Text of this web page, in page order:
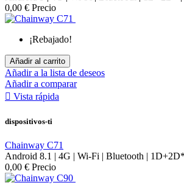
0,00 € Precio
¡Rebajado!
Añadir al carrito
Añadir a la lista de deseos
Añadir a comparar
 Vista rápida
dispositivos-ti
Chainway C71
Android 8.1 | 4G | Wi-Fi | Bluetooth |
0,00 € Precio